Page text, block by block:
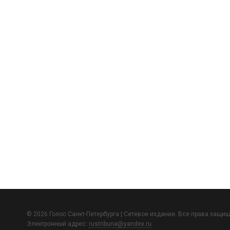
© 2026 Голос Санкт-Петербурга | Сетевое издание. Все права
Электронный адрес: rustribuna@yandex.ru